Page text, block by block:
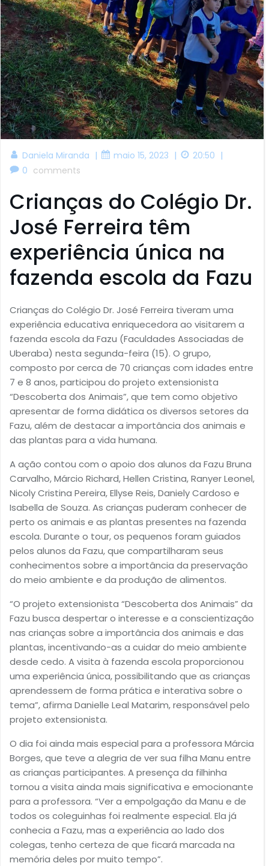
Daniela Miranda | maio 15, 2023 | 20:50 |
0 comments
Crianças do Colégio Dr.
José Ferreira têm
experiência única na
fazenda escola da Fazu
Crianças do Colégio Dr. José Ferreira tiveram uma
experiência educativa enriquecedora ao visitarem a
fazenda escola da Fazu (Faculdades Associadas de
Uberaba) nesta segunda-feira (15). O grupo,
composto por cerca de 70 crianças com idades entre
7 e 8 anos, participou do projeto extensionista
“Descoberta dos Animais”, que tem como objetivo
apresentar de forma didática os diversos setores da
Fazu, além de destacar a importância dos animais e
das plantas para a vida humana.
A ação contou com o apoio dos alunos da Fazu Bruna
Carvalho, Márcio Richard, Hellen Cristina, Ranyer Leonel,
Nicoly Cristina Pereira, Ellyse Reis, Daniely Cardoso e
Isabella de Souza. As crianças puderam conhecer de
perto os animais e as plantas presentes na fazenda
escola. Durante o tour, os pequenos foram guiados
pelos alunos da Fazu, que compartilharam seus
conhecimentos sobre a importância da preservação
do meio ambiente e da produção de alimentos.
“O projeto extensionista “Descoberta dos Animais” da
Fazu busca despertar o interesse e a conscientização
nas crianças sobre a importância dos animais e das
plantas, incentivando-as a cuidar do meio ambiente
desde cedo. A visita à fazenda escola proporcionou
uma experiência única, possibilitando que as crianças
aprendessem de forma prática e interativa sobre o
tema”, afirma Danielle Leal Matarim, responsável pelo
projeto extensionista.
O dia foi ainda mais especial para a professora Márcia
Borges, que teve a alegria de ver sua filha Manu entre
as crianças participantes. A presença da filhinha
tornou a visita ainda mais significativa e emocionante
para a professora. “Ver a empolgação da Manu e de
todos os coleguinhas foi realmente especial. Ela já
conhecia a Fazu, mas a experiência ao lado dos
colegas, tenho certeza de que ficará marcada na
memória deles por muito tempo”.